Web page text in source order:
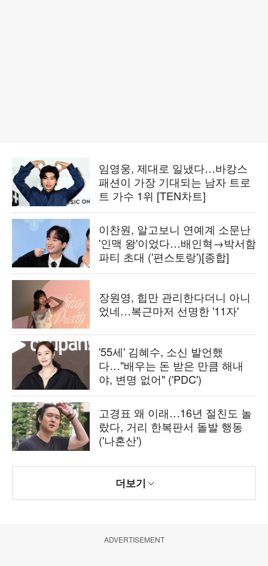
임영웅, 제대로 일냈다…바캉스
패션이 가장 기대되는 남자 트로
트 가수 1위 [TEN차트]
이찬원, 알고보니 연예계 소문난
'인맥 왕'이었다…배인혁→박서함
파티 초대 ('편스토랑')[종합]
장원영, 힙만 관리한다더니 아니
었네…복근마저 선명한 '11자'
'55세' 김혜수, 소신 발언했
다…"배우는 돈 받은 만큼 해내
야, 변명 없어" ('PDC')
고경표 왜 이래…16년 절친도 놀
랐다, 거리 한복판서 돌발 행동
('나혼산')
더보기
ADVERTISEMENT